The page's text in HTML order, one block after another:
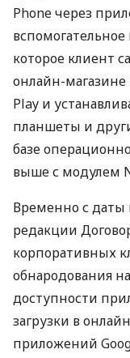
Phone через
которое клиент
онлайн-
Play и
планшеты и
базе
выше с модулем
Временно с даты
редакции
корпоративных
обнародования
доступности
загрузки в
приложений